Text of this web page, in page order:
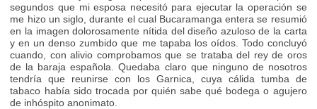
segundos que mi esposa necesitó para ejecutar la operación se
me hizo un siglo, durante el cual Bucaramanga entera se resumió
en la imagen dolorosamente nítida del diseño azuloso de la carta
y en un denso zumbido que me tapaba los oídos. Todo concluyó
cuando, con alivio comprobamos que se trataba del rey de oros
de la baraja española. Quedaba claro que ninguno de nosotros
tendría que reunirse con los Garnica, cuya cálida tumba de
tabaco había sido trocada por quién sabe qué bodega o agujero
de inhóspito anonimato.